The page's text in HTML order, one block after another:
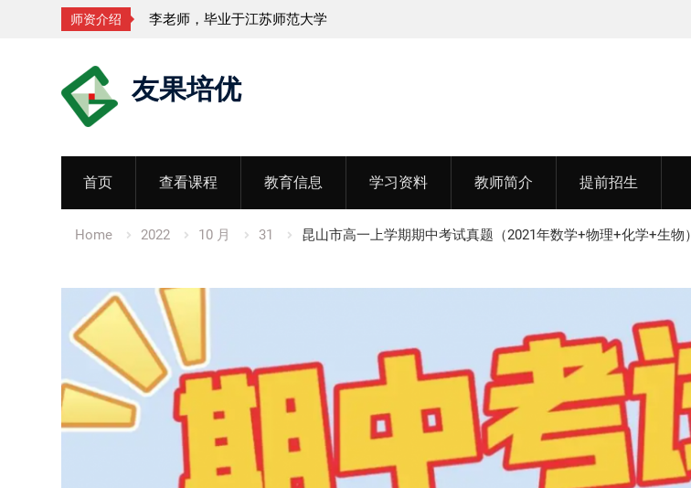
师资介绍 李老师，毕业于江苏师范大学
友果培优
首页 查看课程 教育信息 学习资料 教师简介 提前招生
Home 2022 10 月 31 昆山市高一上学期期中考试真题（2021年数学+物理+化学+生物）